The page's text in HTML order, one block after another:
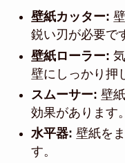
壁紙カッター:
鋭い刃が必要で
壁紙ローラー:
壁にしっかり押
スムーサー: 壁
効果があります。
水平器: 壁紙を
す。